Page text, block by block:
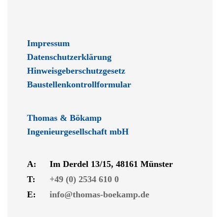
Impressum
Datenschutzerklärung
Hinweisgeberschutzgesetz
Baustellenkontrollformular
Thomas & Bökamp
Ingenieurgesellschaft mbH
A:
Im Derdel 13/15, 48161 Münster
T:
+49 (0) 2534 610 0
E:
info@thomas-boekamp.de